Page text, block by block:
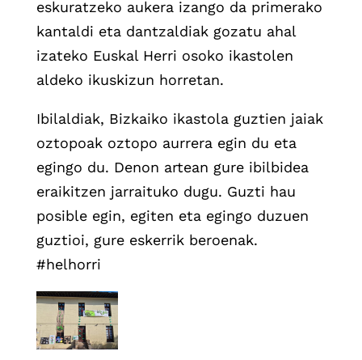
eskuratzeko aukera izango da primerako
kantaldi eta dantzaldiak gozatu ahal
izateko Euskal Herri osoko ikastolen
aldeko ikuskizun horretan.
Ibilaldiak, Bizkaiko ikastola guztien jaiak
oztopoak oztopo aurrera egin du eta
egingo du. Denon artean gure ibilbidea
eraikitzen jarraituko dugu. Guzti hau
posible egin, egiten eta egingo duzuen
guztioi, gure eskerrik beroenak.
#helhorri